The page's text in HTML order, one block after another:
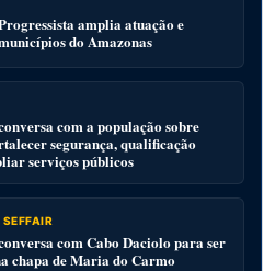
amplia atuação e
do Amazonas
com a população sobre
segurança, qualificação
serviços públicos
com Cabo Daciolo para ser
chapa de Maria do Carmo